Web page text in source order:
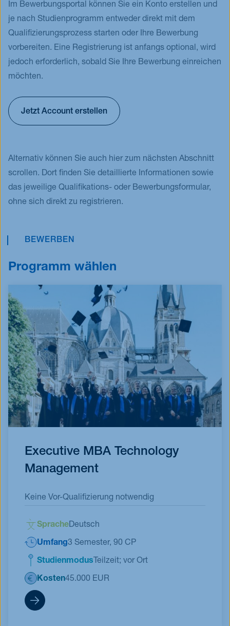
Im Bewerbungsportal können Sie ein Konto erstellen und
je nach Studienprogramm entweder direkt mit dem
Qualifizierungsprozess starten oder Ihre Bewerbung
vorbereiten. Eine Registrierung ist anfangs optional, wird
jedoch erforderlich, sobald Sie Ihre Bewerbung einreichen
möchten.
Jetzt Account erstellen
Alternativ können Sie auch hier zum nächsten Abschnitt
scrollen. Dort finden Sie detaillierte Informationen sowie
das jeweilige Qualifikations- oder Bewerbungsformular,
ohne sich direkt zu registrieren.
BEWERBEN
Programm wählen
Executive MBA Technology
Management
Keine Vor-Qualifizierung notwendig
SpracheDeutsch
Umfang3 Semester, 90 CP
Studienmodus Teilzeit; vor Ort
Kosten45.000 EUR
EMBA Bewerbungsformular